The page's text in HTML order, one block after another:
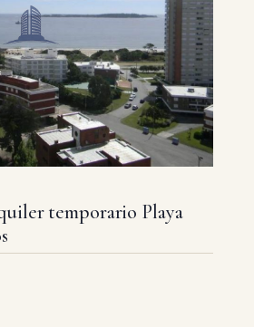
temporario Playa